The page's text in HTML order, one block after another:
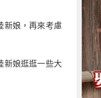
新娘，再來考慮
新娘逛逛一些大